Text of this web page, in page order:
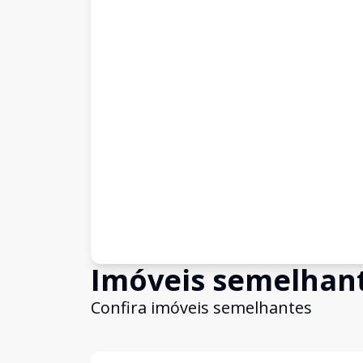
Imóveis
Confira imóveis semelhantes